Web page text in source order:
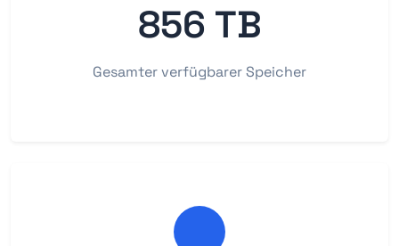
856 TB
Gesamter verfügbarer Speicher